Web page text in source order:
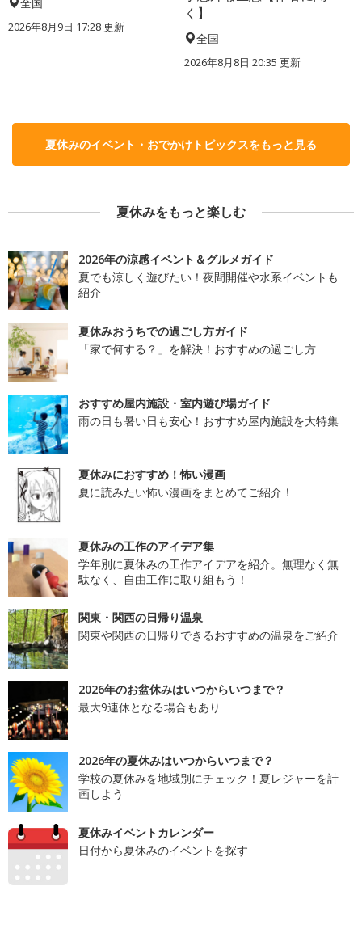
全国
2026年8月9日 17:28更新
く】
全国
2026年8月8日 20:35 更新
夏休みのイベント・おでかけトピックスをもっと見る
夏休みをもっと楽しむ
2026年の涼感イベント＆グルメガイド
夏でも涼しく遊びたい！夜間開催や水系イベントも
紹介
夏休みおうちでの過ごし方ガイド
「家で何する？」を解決！おすすめの過ごし方
おすすめ屋内施設・室内遊び場ガイド
雨の日も暑い日も安心！おすすめ屋内施設を大特集
夏休みにおすすめ！怖い漫画
夏に読みたい怖い漫画をまとめてご紹介！
夏休みの工作のアイデア集
学年別に夏休みの工作アイデアを紹介。無理なく無
駄なく、自由工作に取り組もう！
関東・関西の日帰り温泉
関東や関西の日帰りできるおすすめの温泉をご紹介
2026年のお盆休みはいつからいつまで？
最大9連休となる場合もあり
2026年の夏休みはいつからいつまで？
学校の夏休みを地域別にチェック！夏レジャーを計
画しよう
夏休みイベントカレンダー
日付から夏休みのイベントを探す